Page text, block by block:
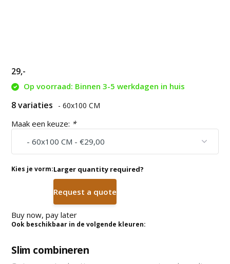
29,-
Op voorraad: Binnen 3-5 werkdagen in huis
8 variaties - 60x100 CM
Maak een keuze: *
Kies je vorm:Larger quantity required?
Request a quote
Buy now, pay later
Ook beschikbaar in de volgende kleuren:
Slim combineren